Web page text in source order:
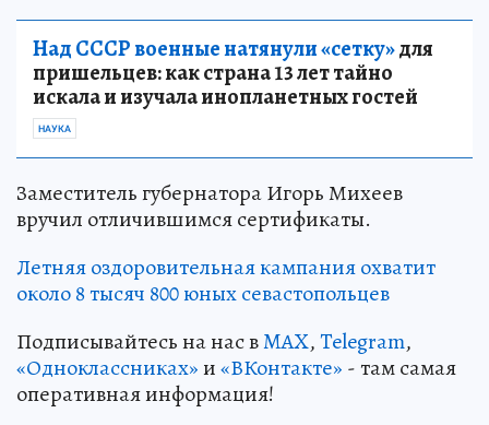
Над СССР военные натянули «сетку»для
пришельцев: как страна 13 лет тайно
искала и изучала инопланетных гостей
НАУКА
Заместитель губернатора Игорь Михеев
вручил отличившимся сертификаты.
Летняя оздоровительная кампания охватит
около 8 тысяч 800 юных севастопольцев
Подписывайтесь на нас вMAX,Telegram,
«Одноклассниках»и«ВКонтакте» - там самая
оперативная информация!